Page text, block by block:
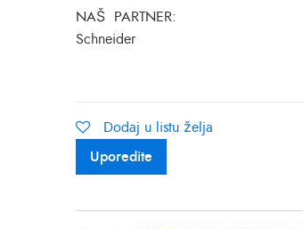
NAŠ PARTNER:
Schneider
Dodaj u listu želja
Uporedite